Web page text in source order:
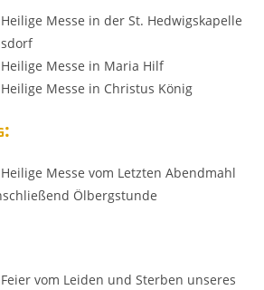
Messe in der St. Hedwigskapelle
Messe in Maria Hilf
Messe in Christus König
Messe vom Letzten Abendmahl
Ölbergstunde
vom Leiden und Sterben unseres